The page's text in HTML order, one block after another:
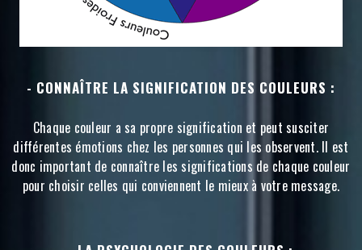
- CONNAÎTRE LA SIGNIFICATION DES COULEURS :
Chaque couleur a sa propre signification et peut susciter
différentes émotions chez les personnes qui les observent. Il est
donc important de connaître les significations de chaque couleur
pour choisir celles qui conviennent le mieux à votre message.